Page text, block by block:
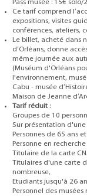
Pass musée : 15€ solo/
Ce tarif comprend
expositions, visites
conférences, ateliers,
Le billet, acheté dans
d’Orléans, donne
même journée aux
(Muséum d'Orléans
l'environnement,
Cabu - musée
Maison de Jeanne
Tarif réduit :
Groupes de 10
Sur présentation
Personnes de 65 ans
Personne en
Titulaire de la carte
Titulaires d'une carte
nombreuse,
Etudiants jusqu'à 26
Personnel des